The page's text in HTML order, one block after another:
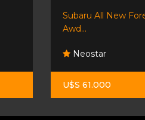
Subaru All New
Awd...
Neostar
U$S 61.000